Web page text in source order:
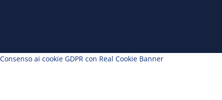
Consenso ai cookie GDPR con Real Cookie Banner